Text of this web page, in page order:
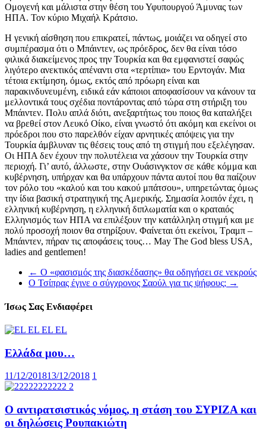
Ομογενή και μάλιστα στην θέση του Υφυπουργού Άμυνας των
ΗΠΑ. Τον κύριο Μιχαήλ Κράτσιο.
Η γενική αίσθηση που επικρατεί, πάντως, μοιάζει να οδηγεί στο
συμπέρασμα ότι ο Μπάιντεν, ως πρόεδρος, δεν θα είναι τόσο
φιλικά διακείμενος προς την Τουρκία και θα εμφανιστεί σαφώς
λιγότερο ανεκτικός απέναντι στα «τερτίπια» του Ερντογάν. Μια
τέτοια εκτίμηση, όμως, εκτός από πρόωρη είναι και
παρακινδυνευμένη, ειδικά εάν κάποιοι αποφασίσουν να κάνουν τα
μελλοντικά τους σχέδια ποντάροντας από τώρα στη στήριξη του
Μπάιντεν. Πολυ απλά διότι, ανεξαρτήτως του ποιος θα καταλήξει
να βρεθεί στον Λευκό Οίκο, είναι γνωστό ότι ακόμη και εκείνοι οι
πρόεδροι που στο παρελθόν είχαν αρνητικές απόψεις για την
Τουρκία άμβλυναν τις θέσεις τους από τη στιγμή που εξελέγησαν.
Οι ΗΠΑ δεν έχουν την πολυτέλεια να χάσουν την Τουρκία στην
περιοχή. Γι’ αυτό, άλλωστε, στην Ουάσινγκτον σε κάθε κόμμα και
κυβέρνηση, υπήρχαν και θα υπάρχουν πάντα αυτοί που θα παίζουν
τον ρόλο του «καλού και του κακού μπάτσου», υπηρετώντας όμως
την ίδια βασική στρατηγική της Αμερικής. Σημασία λοιπόν έχει, η
ελληνική κυβέρνηση, η ελληνική διπλωματία και ο κραταιός
Ελληνισμός των ΗΠΑ να επιλέξουν την κατάλληλη στιγμή και με
πολύ προσοχή ποιον θα στηρίξουν. Φαίνεται ότι εκείνοι, Τραμπ –
Μπάιντεν, πήραν τις αποφάσεις τους… May The God bless USA,
ladies and gentlemen!
← Ο «φασισμός της διασκέδασης» θα οδηγήσει σε νεκρούς
Ο Τσίπρας έγινε ο σύγχρονος Σαούλ για τις ψήφους; →
Ίσως Σας Ενδιαφέρει
Ελλάδα μου…
11/12/201813/12/2018 1
Ο αντιρατσιστικός νόμος, η στάση του ΣΥΡΙΖΑ και
οι δηλώσεις Ρουπακιώτη